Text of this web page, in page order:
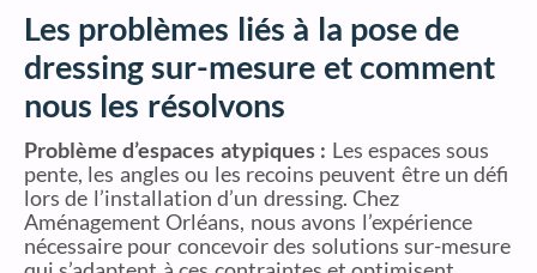
Les problèmes liés à la pose de
dressing sur-mesure et comment
nous les résolvons
Problème d’espaces atypiques : Les espaces sous
pente, les angles ou les recoins peuvent être un défi
lors de l’installation d’un dressing. Chez
Aménagement Orléans, nous avons l’expérience
nécessaire pour concevoir des solutions sur-mesure